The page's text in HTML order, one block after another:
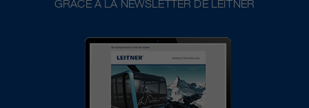
GRÂCE À LA NEWSLETTER DE LEITNER